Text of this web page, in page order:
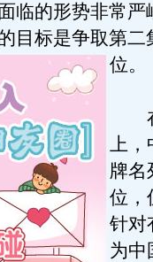
临的形势非常严
目标是争取第二
位。
在
上，
牌名
位，
针对
为中